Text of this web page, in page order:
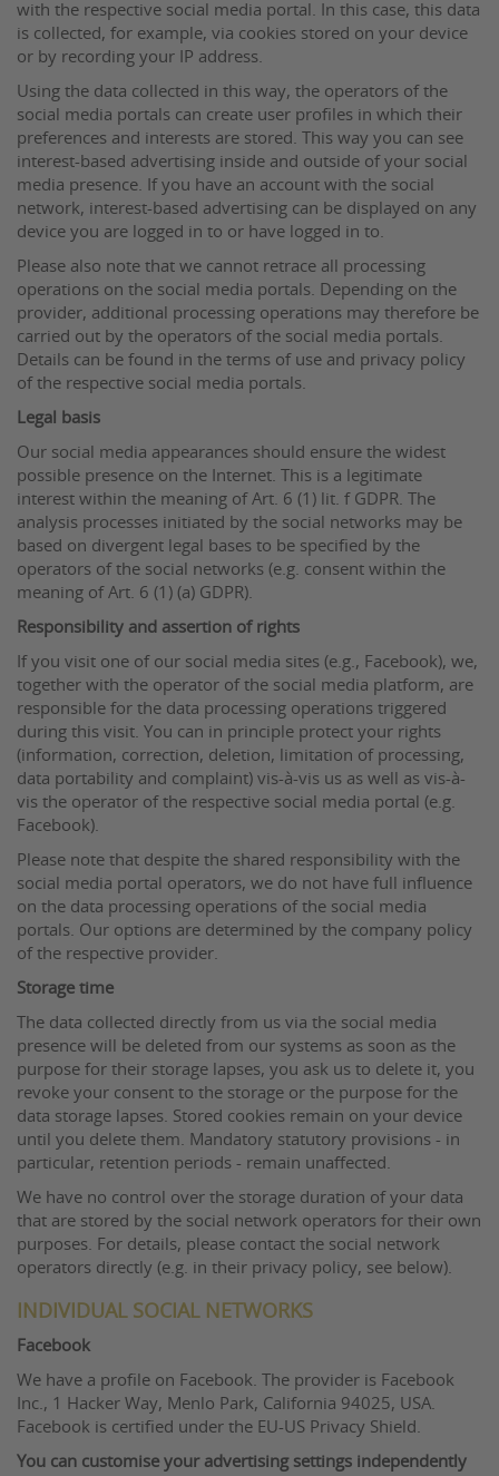
with the respective social media portal. In this case, this data
is collected, for example, via cookies stored on your device
or by recording your IP address.
Using the data collected in this way, the operators of the
social media portals can create user profiles in which their
preferences and interests are stored. This way you can see
interest-based advertising inside and outside of your social
media presence. If you have an account with the social
network, interest-based advertising can be displayed on any
device you are logged in to or have logged in to.
Please also note that we cannot retrace all processing
operations on the social media portals. Depending on the
provider, additional processing operations may therefore be
carried out by the operators of the social media portals.
Details can be found in the terms of use and privacy policy
of the respective social media portals.
Legal basis
Our social media appearances should ensure the widest
possible presence on the Internet. This is a legitimate
interest within the meaning of Art. 6 (1) lit. f GDPR. The
analysis processes initiated by the social networks may be
based on divergent legal bases to be specified by the
operators of the social networks (e.g. consent within the
meaning of Art. 6 (1) (a) GDPR).
Responsibility and assertion of rights
If you visit one of our social media sites (e.g., Facebook), we,
together with the operator of the social media platform, are
responsible for the data processing operations triggered
during this visit. You can in principle protect your rights
(information, correction, deletion, limitation of processing,
data portability and complaint) vis-à-vis us as well as vis-à-
vis the operator of the respective social media portal (e.g.
Facebook).
Please note that despite the shared responsibility with the
social media portal operators, we do not have full influence
on the data processing operations of the social media
portals. Our options are determined by the company policy
of the respective provider.
Storage time
The data collected directly from us via the social media
presence will be deleted from our systems as soon as the
purpose for their storage lapses, you ask us to delete it, you
revoke your consent to the storage or the purpose for the
data storage lapses. Stored cookies remain on your device
until you delete them. Mandatory statutory provisions - in
particular, retention periods - remain unaffected.
We have no control over the storage duration of your data
that are stored by the social network operators for their own
purposes. For details, please contact the social network
operators directly (e.g. in their privacy policy, see below).
INDIVIDUAL SOCIAL NETWORKS
Facebook
We have a profile on Facebook. The provider is Facebook
Inc., 1 Hacker Way, Menlo Park, California 94025, USA.
Facebook is certified under the EU-US Privacy Shield.
You can customise your advertising settings independently